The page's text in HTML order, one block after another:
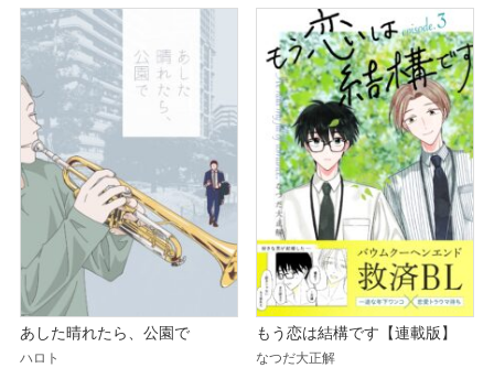
あした晴れたら、公園で
ハロト
もう恋は結構です【連載版】
なつだ大正解